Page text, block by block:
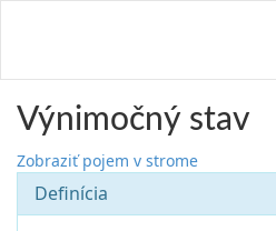
Výnimočný stav
Zobraziť pojem v strome
Definícia